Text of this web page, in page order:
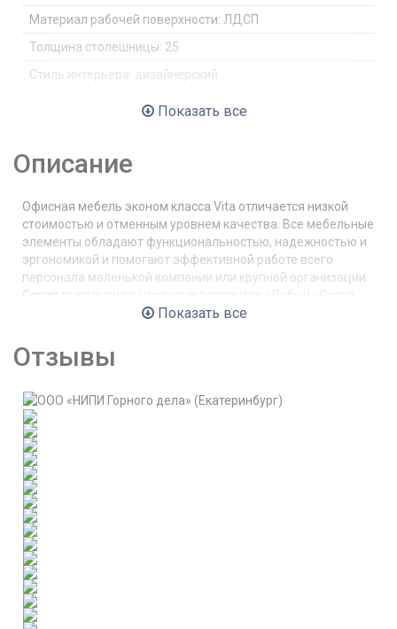
Материал рабочей поверхности: ЛДСП
Толщина столешницы: 25
Стиль интерьера: дизайнерский
Двухцветная:нет
Металлокаркас:нет
Опоры столов:Регулируемые
Экраны:да
Тумбы:
Подставка под системный блок: нет
Рамка у стёкол шкафов:
Столы для переговоров в составе серии:да
Ресепшн в составе серии:
Категория:
дизайнерская
мебель
Показать все
Описание
Офисная мебель эконом класса Vita отличается низкой
стоимостью и отменным уровнем качества. Все мебельные
элементы обладают функциональностью, надежностью и
эргономикой и помогают эффективной работе всего
персонала маленькой компании или крупной организации.
Серия выполнена в цветовых вариантах «Дуб» и «Сосна
Карелия», которые замечательно впишутся в обстановку,
ряд входят: тумбы, брифинги, стеллажи, столы
письменные, угловые, прямые и многое другое.
Cтрана производитель: Россия
Материал: ЛДСП
Показать все
Отзывы